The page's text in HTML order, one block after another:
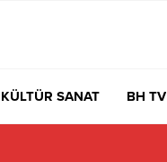
KÜLTÜR SANAT BH TV